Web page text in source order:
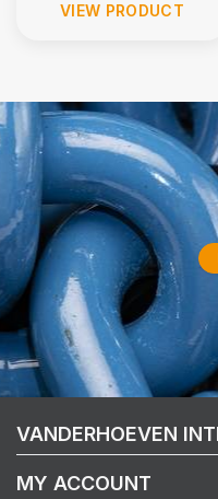
VIEW PRODUCT
VANDERHOEVEN
MY ACCOUNT